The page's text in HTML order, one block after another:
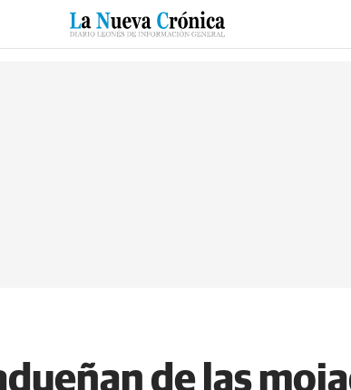
CULTURAS ESPECIALES DEPORTES
de las